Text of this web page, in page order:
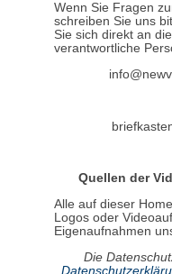
Wenn Sie Fragen
schreiben Sie uns
Sie sich direkt an
verantwortliche
Quellen der
Alle auf dieser
Logos oder
Eigenaufnahmen
Die